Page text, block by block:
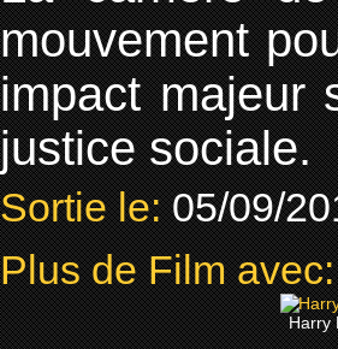
mouvement
impact majeur
justice sociale.
Sortie le: 05/09/
Plus de Film avec:
Harry